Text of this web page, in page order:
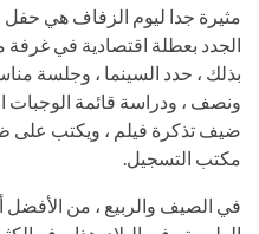
مثيرة جدا ليوم الزفاف هي
الجدد بعطلة اقتصادية في
بذلك ، حدد السينما ، وجلسة
ونصف ، ودراسة قائمة الوجبات
ضيف تذكرة فيلم ، ويكتب على
مكتب التسجيل.
في الصيف والربيع ، من